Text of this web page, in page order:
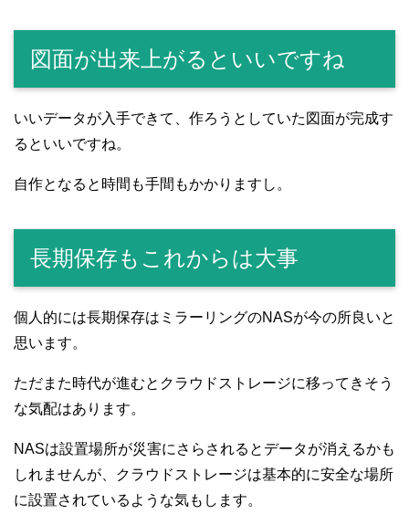
図面が出来上がるといいですね
いいデータが入手できて、作ろうとしていた図面が完成す
るといいですね。
自作となると時間も手間もかかりますし。
長期保存もこれからは大事
個人的には長期保存はミラーリングのNASが今の所良いと
思います。
ただまた時代が進むとクラウドストレージに移ってきそう
な気配はあります。
NASは設置場所が災害にさらされるとデータが消えるかも
しれませんが、クラウドストレージは基本的に安全な場所
に設置されているような気もします。